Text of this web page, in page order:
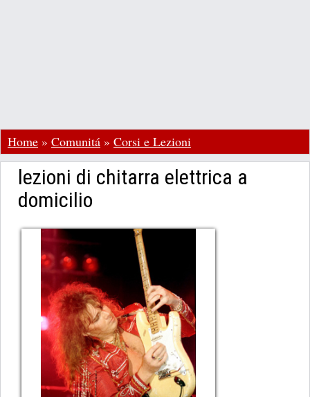
Home » Comunitá » Corsi e Lezioni
lezioni di chitarra elettrica a
domicilio